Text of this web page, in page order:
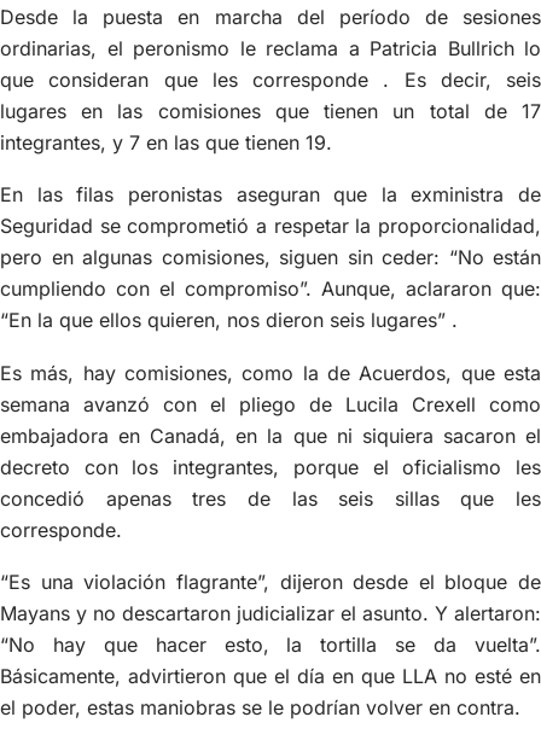
Desde la puesta en marcha del período de sesiones
ordinarias, el peronismo le reclama a Patricia Bullrich lo
que consideran que les corresponde . Es decir, seis
lugares en las comisiones que tienen un total de 17
integrantes, y 7 en las que tienen 19.
En las filas peronistas aseguran que la exministra de
Seguridad se comprometió a respetar la proporcionalidad,
pero en algunas comisiones, siguen sin ceder: “No están
cumpliendo con el compromiso”. Aunque, aclararon que:
“En la que ellos quieren, nos dieron seis lugares” .
Es más, hay comisiones, como la de Acuerdos, que esta
semana avanzó con el pliego de Lucila Crexell como
embajadora en Canadá, en la que ni siquiera sacaron el
decreto con los integrantes, porque el oficialismo les
concedió apenas tres de las seis sillas que les
corresponde.
“Es una violación flagrante”, dijeron desde el bloque de
Mayans y no descartaron judicializar el asunto. Y alertaron:
“No hay que hacer esto, la tortilla se da vuelta”.
Básicamente, advirtieron que el día en que LLA no esté en
el poder, estas maniobras se le podrían volver en contra.